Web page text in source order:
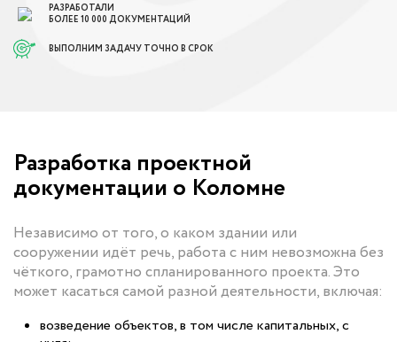
РАЗРАБОТАЛИ
БОЛЕЕ 10 000 ДОКУМЕНТАЦИЙ
ВЫПОЛНИМ ЗАДАЧУ ТОЧНО В СРОК
Разработка проектной
документации о Коломне
Независимо от того, о каком здании или
сооружении идёт речь, работа с ним невозможна без
чёткого, грамотно спланированного проекта. Это
может касаться самой разной деятельности, включая:
возведение объектов, в том числе капитальных, с